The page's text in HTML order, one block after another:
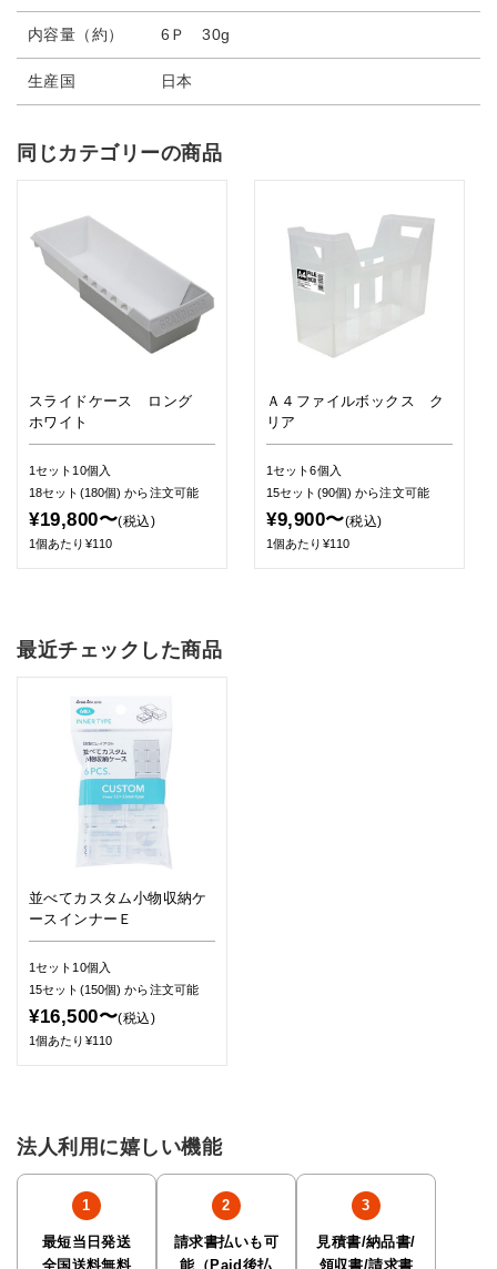
内容量（約） 6Ｐ 30g
生産国 日本
同じカテゴリーの商品
スライドケース ロング
ホワイト
1セット10個入
18セット(180個)から注文可能
¥19,800〜(税込)
1個あたり¥110
Ａ４ファイルボックス ク
リア
1セット6個入
15セット(90個)から注文可能
¥9,900〜(税込)
1個あたり¥110
最近チェックした商品
並べてカスタム小物収納ケ
ースインナーＥ
1セット10個入
15セット(150個)から注文可能
¥16,500〜(税込)
1個あたり¥110
法人利用に嬉しい機能
最短当日発送
全国送料無料
請求書払いも可
能（Paid後払
見積書/納品書/
領収書/請求書